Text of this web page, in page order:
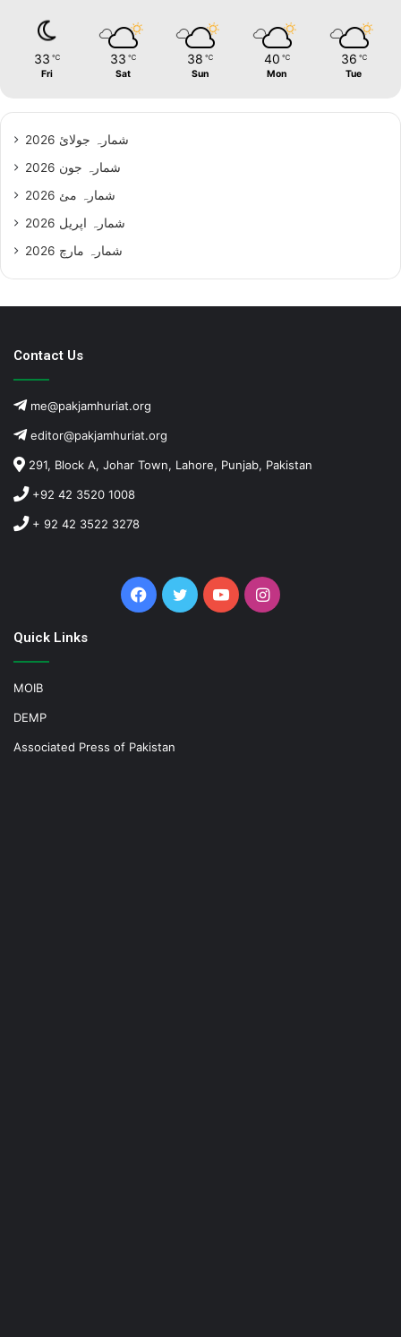
33 ℃
Fri
33 ℃
Sat
38 ℃
Sun
40 ℃
Mon
36 ℃
Tue
شمارہ جولائ 2026
شمارہ جون 2026
شمارہ مئ 2026
شمارہ اپریل 2026
شمارہ مارچ 2026
Contact Us
me@pakjamhuriat.org
editor@pakjamhuriat.org
291, Block A, Johar Town, Lahore, Punjab, Pakistan
+92 42 3520 1008
+ 92 42 3522 3278
Facebook
TwitterYouTubeInstagram
Quick Links
MOIB
DEMP
Associated Press of Pakistan